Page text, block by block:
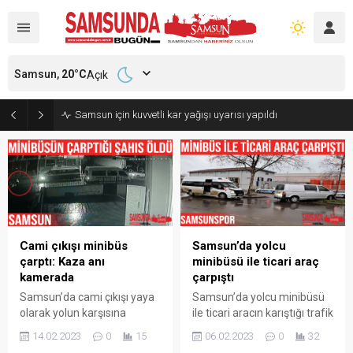
Samsun için kuvvetli kar yağışı uyarısı yapıldı
Samsun, 20°CAçık
Cami çıkışı minibüs
çarptı: Kaza anı
kamerada
Samsun’da cami çıkışı yaya
olarak yolun karşısına
minibüsün çarptığı yaşlı
14.02.2023 0 15
Samsun’da yolcu
minibüsü ile ticari araç
çarpıştı
Samsun’da yolcu minibüsü
ile ticari aracın karıştığı trafik
sürücüsü yaralanarak
06.02.2023 0 32